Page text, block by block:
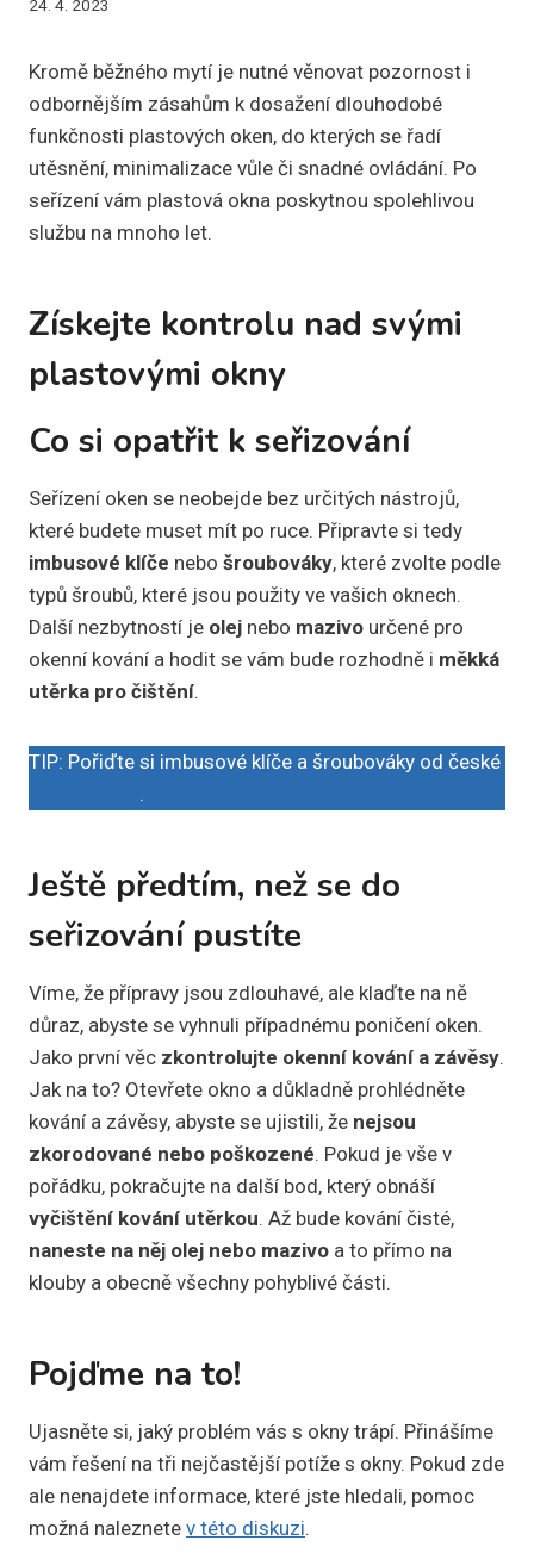
24. 4. 2023
Kromě běžného mytí je nutné věnovat pozornost i
odbornějším zásahům k dosažení dlouhodobé
funkčnosti plastových oken, do kterých se řadí
utěsnění, minimalizace vůle či snadné ovládání. Po
seřízení vám plastová okna poskytnou spolehlivou
službu na mnoho let.
Získejte kontrolu nad svými
plastovými okny
Co si opatřit k seřizování
Seřízení oken se neobejde bez určitých nástrojů,
které budete muset mít po ruce. Připravte si tedy
imbusové klíče nebo šroubováky, které zvolte podle
typů šroubů, které jsou použity ve vašich oknech.
Další nezbytností je olej nebo mazivo určené pro
okenní kování a hodit se vám bude rozhodně i měkká
utěrka pro čištění.
TIP: Pořiďte si imbusové klíče a šroubováky od české
.
Ještě předtím, než se do
seřizování pustíte
Víme, že přípravy jsou zdlouhavé, ale klaďte na ně
důraz, abyste se vyhnuli případnému poničení oken.
Jako první věc zkontrolujte okenní kování a závěsy.
Jak na to? Otevřete okno a důkladně prohlédněte
kování a závěsy, abyste se ujistili, že nejsou
zkorodované nebo poškozené. Pokud je vše v
pořádku, pokračujte na další bod, který obnáší
vyčištění kování utěrkou. Až bude kování čisté,
naneste na něj olej nebo mazivo a to přímo na
klouby a obecně všechny pohyblivé části.
Pojďme na to!
Ujasněte si, jaký problém vás s okny trápí. Přinášíme
vám řešení na tři nejčastější potíže s okny. Pokud zde
ale nenajdete informace, které jste hledali, pomoc
možná naleznete v této diskuzi.